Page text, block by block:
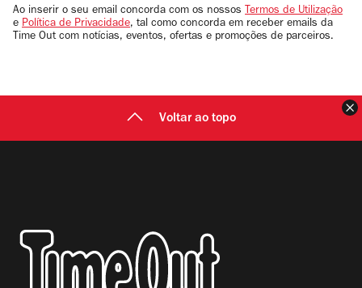
email
Ao inserir o seu email concorda com os nossos Termos de Utilização
e Política de Privacidade, tal como concorda em receber emails da
Time Out com notícias, eventos, ofertas e promoções de parceiros.
Voltar ao topo